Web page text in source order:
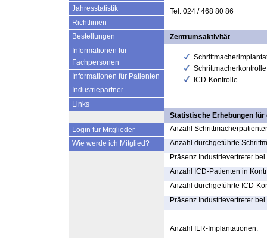
Jahresstatistik
Richtlinien
Bestellungen
Informationen für
Fachpersonen
Informationen für Patienten
Industriepartner
Links
Login für Mitglieder
Wie werde ich Mitglied?
Tel. 024 / 468 80 86
Zentrumsaktivität
Schrittmacherkontrolle
ICD-Kontrolle
Statistische Erhebungen für
Anzahl
Anzahl durchgeführte
Präsenz Industrievertreter
Anzahl ICD-Patienten in
Anzahl durchgeführte ICD-
Präsenz Industrievertreter
Anzahl ILR-Implantationen: